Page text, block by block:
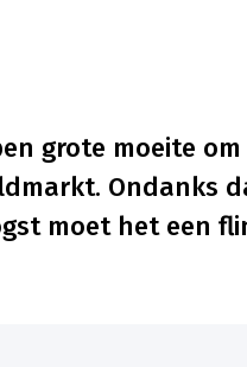
grote moeite om
Ondanks
moet het een